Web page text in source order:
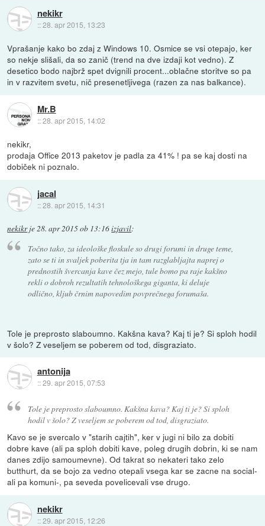
nekikr
::28. apr 2015, 13:23
Vprašanje kako bo zdaj z Windows 10. Osmice se vsi otepajo, ker
so nekje slišali, da so zanič (trend na dve izdaji kot vedno). Z
desetico bodo najbrž spet dvignili procent...oblačne storitve so pa
in v razvitem svetu, nič presenetljivega (razen za nas balkance).
Mr.B
::28. apr 2015, 14:02
nekikr,
prodaja Office 2013 paketov je padla za 41% ! pa se kaj dosti na
dobiček ni poznalo.
jacal
::28. apr 2015, 14:31
nekikrje28. apr 2015 ob 13:16izjavil:
Točno tako, za ideološke floskule so drugi forumi in druge teme,
zato se ti in svaljek poberita tja in tam razglabljajta naprej o
prednostih švercanja kave čez mejo, tule bomo pa raje kakšno
rekli o dobroh rezultatih tehnološkega giganta, ki deluje
odlično, kljub črnim napovedim povprečnega forumaša.
Tole je preprosto slaboumno. Kakšna kava? Kaj ti je? Si sploh hodil
v šolo? Z veseljem se poberem od tod, disgraziato.
antonija
::29. apr 2015, 07:53
Tole je preprosto slaboumno. Kakšna kava? Kaj ti je? Si sploh
hodil v šolo? Z veseljem se poberem od tod, disgraziato.
Kavo se je svercalo v "starih cajtih", ker v jugi ni bilo za dobiti
dobre kave (ali pa sploh dobiti kave, poleg drugih dobrin, ki se nam
danes zdijo samoumevne). Od takrat so nekateri tako zelo
butthurt, da se bojo za vedno otepali vsega kar se zacne na social-
ali pa komuni-, pa seveda povelicevali vse drugo.
nekikr
::29. apr 2015, 12:26